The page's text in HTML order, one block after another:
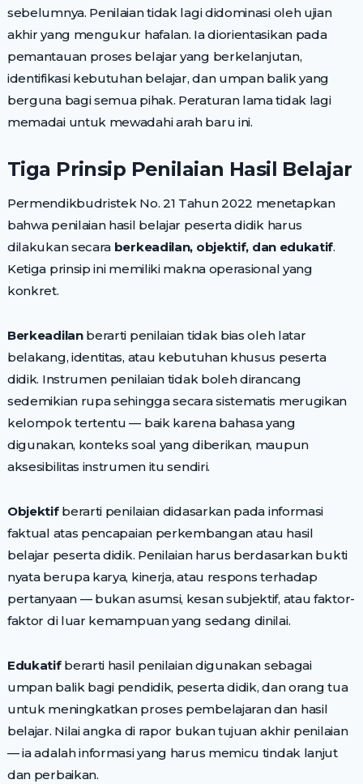
sebelumnya. Penilaian tidak lagi didominasi oleh ujian
akhir yang mengukur hafalan. Ia diorientasikan pada
pemantauan proses belajar yang berkelanjutan,
identifikasi kebutuhan belajar, dan umpan balik yang
berguna bagi semua pihak. Peraturan lama tidak lagi
memadai untuk mewadahi arah baru ini.
Tiga Prinsip Penilaian Hasil Belajar
Permendikbudristek No. 21 Tahun 2022 menetapkan
bahwa penilaian hasil belajar peserta didik harus
dilakukan secara berkeadilan, objektif, dan edukatif.
Ketiga prinsip ini memiliki makna operasional yang
konkret.
Berkeadilanberarti penilaian tidak bias oleh latar
belakang, identitas, atau kebutuhan khusus peserta
didik. Instrumen penilaian tidak boleh dirancang
sedemikian rupa sehingga secara sistematis merugikan
kelompok tertentu — baik karena bahasa yang
digunakan, konteks soal yang diberikan, maupun
aksesibilitas instrumen itu sendiri.
Objektifberarti penilaian didasarkan pada informasi
faktual atas pencapaian perkembangan atau hasil
belajar peserta didik. Penilaian harus berdasarkan bukti
nyata berupa karya, kinerja, atau respons terhadap
pertanyaan — bukan asumsi, kesan subjektif, atau faktor-
faktor di luar kemampuan yang sedang dinilai.
Edukatifberarti hasil penilaian digunakan sebagai
umpan balik bagi pendidik, peserta didik, dan orang tua
untuk meningkatkan proses pembelajaran dan hasil
belajar. Nilai angka di rapor bukan tujuan akhir penilaian
— ia adalah informasi yang harus memicu tindak lanjut
dan perbaikan.